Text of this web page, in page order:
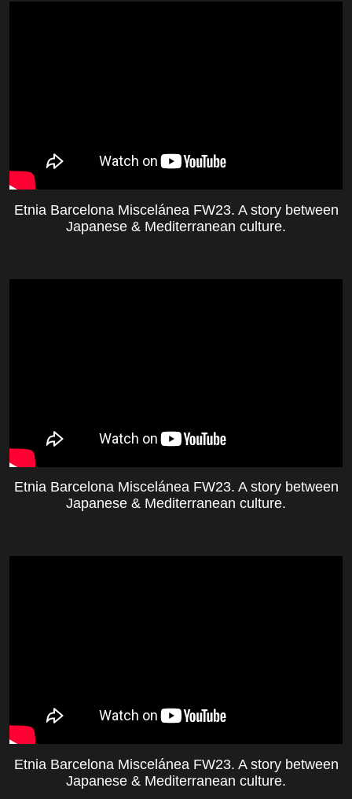
Etnia Barcelona Miscelánea FW23. A story between
Japanese & Mediterranean culture.
Etnia Barcelona Miscelánea FW23. A story between
Japanese & Mediterranean culture.
Etnia Barcelona Miscelánea FW23. A story between
Japanese & Mediterranean culture.